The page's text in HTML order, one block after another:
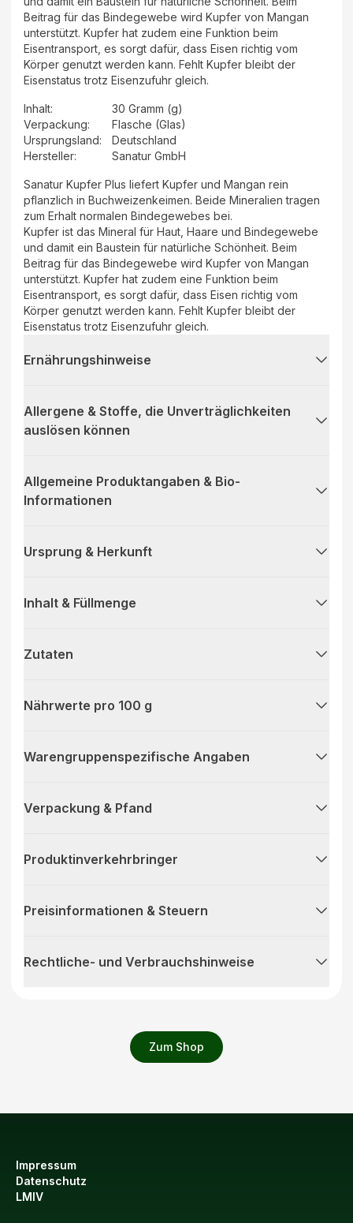
Zum Shop
Beitrag für das Bindegewebe wird Kupfer von Mangan
unterstützt. Kupfer hat zudem eine Funktion beim
Eisentransport, es sorgt dafür, dass Eisen richtig vom
Körper genutzt werden kann. Fehlt Kupfer bleibt der
Eisenstatus trotz Eisenzufuhr gleich.
Inhalt:
30 Gramm (g)
Verpackung:
Flasche (Glas)
Ursprungsland:
Deutschland
Hersteller: Sanatur GmbH
Sanatur Kupfer Plus liefert Kupfer und Mangan rein
pflanzlich in Buchweizenkeimen. Beide Mineralien tragen
zum Erhalt normalen Bindegewebes bei.
Kupfer ist das Mineral für Haut, Haare und Bindegewebe
und damit ein Baustein für natürliche Schönheit. Beim
Beitrag für das Bindegewebe wird Kupfer von Mangan
unterstützt. Kupfer hat zudem eine Funktion beim
Eisentransport, es sorgt dafür, dass Eisen richtig vom
Körper genutzt werden kann. Fehlt Kupfer bleibt der
Eisenstatus trotz Eisenzufuhr gleich.
Ernährungshinweise
Allergene & Stoffe, die Unverträglichkeiten
auslösen können
Allgemeine Produktangaben & Bio-
Informationen
Ursprung & Herkunft
Inhalt & Füllmenge
Zutaten
Nährwerte pro 100 g
Warengruppenspezifische Angaben
Verpackung & Pfand
Produktinverkehrbringer
Preisinformationen & Steuern
Rechtliche- und Verbrauchshinweise
Impressum
Datenschutz
LMIV